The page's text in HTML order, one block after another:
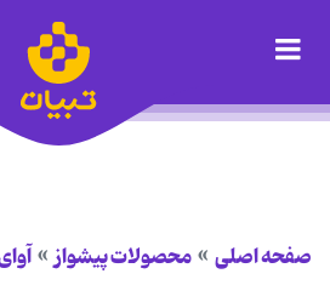
صفحه اصلی محصولات پیشواز